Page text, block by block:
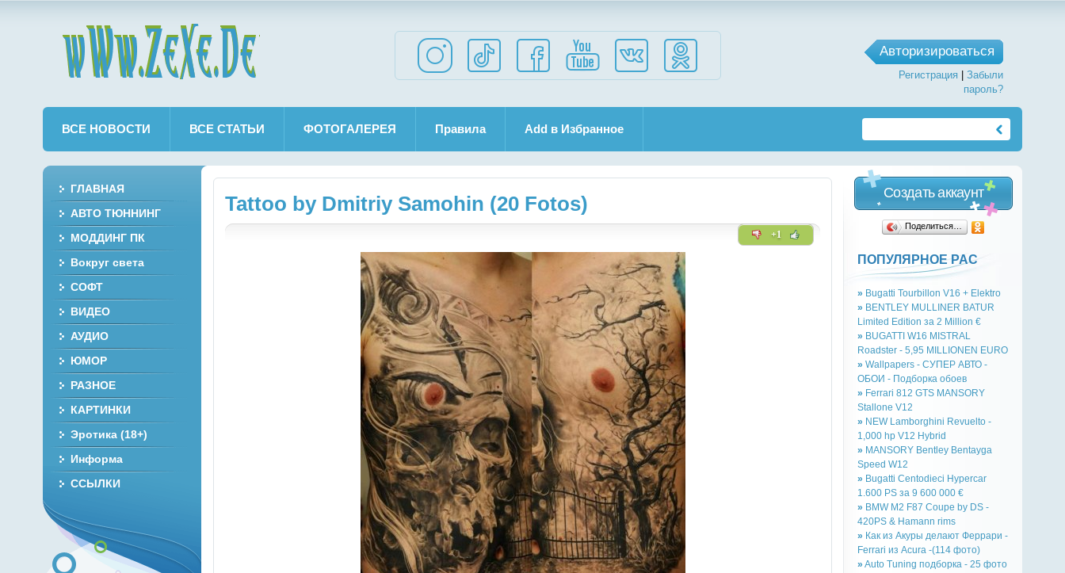
Авторизироваться
Регистрация |Забыли
пароль?
ВСЕ НОВОСТИ ВСЕ СТАТЬИ ФОТОГАЛЕРЕЯ Правила Add в Избранное
Tattoo by Dmitriy Samohin (20 Fotos)
+1
Создать аккаунт
Поделиться…
ПОПУЛЯРНОЕ РАС
» Bugatti Tourbillon V16 + Elektro
» BENTLEY MULLINER BATUR
Limited Edition за 2 Million €
» BUGATTI W16 MISTRAL
Roadster - 5,95 MILLIONEN EURO
» Wallpapers - СУПЕР АВТО -
ОБОИ - Подборка обоев
» Ferrari 812 GTS MANSORY
Stallone V12
» NEW Lamborghini Revuelto -
1,000 hp V12 Hybrid
» MANSORY Bentley Bentayga
Speed W12
» Bugatti Centodieci Hypercar
1.600 PS за 9 600 000 €
» BMW M2 F87 Coupe by DS -
420PS & Hamann rims
» Как из Акуры делают Феррари -
Ferrari из Acura -(114 фото)
» Auto Tuning подборка - 25 фото
ГЛАВНАЯ
АВТО ТЮННИНГ
МОДДИНГ ПК
Вокруг света
СОФТ
ВИДЕО
АУДИО
ЮМОР
РАЗНОЕ
КАРТИНКИ
Эротика (18+)
Информа
ССЫЛКИ